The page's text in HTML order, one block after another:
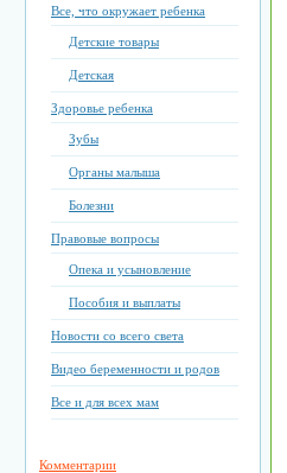
Все, что окружает ребенка
Детские товары
Детская
Здоровье ребенка
Зубы
Органы малыша
Болезни
Правовые вопросы
Опека и усыновление
Пособия и выплаты
Новости со всего света
Видео беременности и родов
Все и для всех мам
Комментарии